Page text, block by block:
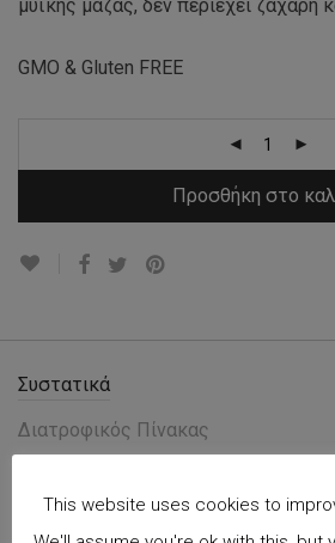
μυϊκής μάζας, δεν περιέχει ζάχαρη
GMO & Gluten FREE
Προσθήκη στο
Συστατικά
Διατροφικός Πίνακας
This website uses cookies to